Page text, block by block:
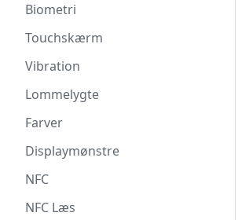
Biometri
Touchskærm
Vibration
Lommelygte
Farver
Displaymønstre
NFC
NFC Læs